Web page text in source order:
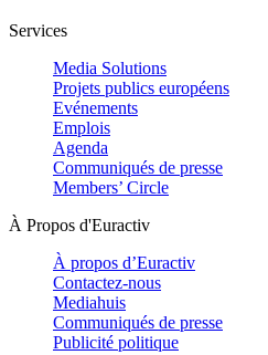
Services
Media Solutions
Projets publics européens
Evénements
Emplois
Agenda
Communiqués de presse
Members’ Circle
À Propos d'Euractiv
À propos d’Euractiv
Contactez-nous
Mediahuis
Communiqués de presse
Publicité politique